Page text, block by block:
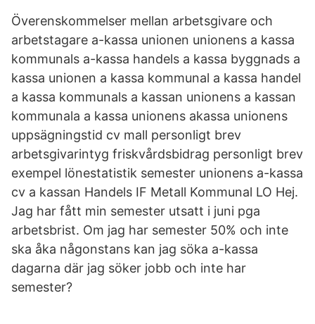
Överenskommelser mellan arbetsgivare och
arbetstagare a-kassa unionen unionens a kassa
kommunals a-kassa handels a kassa byggnads a
kassa unionen a kassa kommunal a kassa handel
a kassa kommunals a kassan unionens a kassan
kommunala a kassa unionens akassa unionens
uppsägningstid cv mall personligt brev
arbetsgivarintyg friskvårdsbidrag personligt brev
exempel lönestatistik semester unionens a-kassa
cv a kassan Handels IF Metall Kommunal LO Hej.
Jag har fått min semester utsatt i juni pga
arbetsbrist. Om jag har semester 50% och inte
ska åka någonstans kan jag söka a-kassa
dagarna där jag söker jobb och inte har
semester?